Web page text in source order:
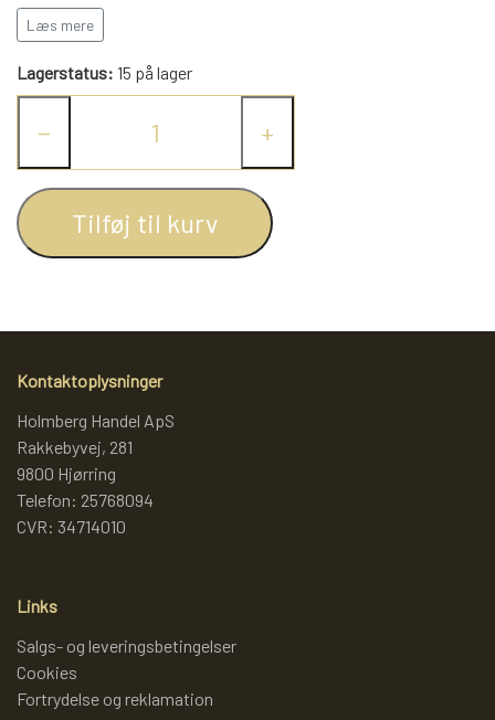
BAGEKRYDDERI/ KRYMMEL
MIXKRYDDERIER
MAYFLOWER
NAVIA GARN
LANA GROSSA
ISLANDSK GARN FRA ISTEX
KNITPRO
RUNDPINDE
OLIE
FÆRDIGSTRIK FRA VIKING I NORGE
MONSTERTRUK
SENNEP
kulhydrat 14,7g
heraf sukker 8,9g
protein 5,1g
salt 57,5g
Læs mere
Lagerstatus: 15 på lager
− +
Tilføj til kurv
Kontaktoplysninger
Holmberg Handel ApS
Rakkebyvej, 281
9800 Hjørring
Telefon: 25768094
CVR: 34714010
Links
Salgs- og leveringsbetingelser
Cookies
Fortrydelse og reklamation